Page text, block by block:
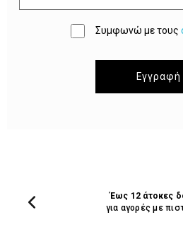
Συμφωνώ με τους
Εγγραφή
Έως 12 άτοκες
για αγορές με